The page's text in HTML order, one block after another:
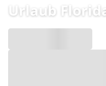
Urlaub